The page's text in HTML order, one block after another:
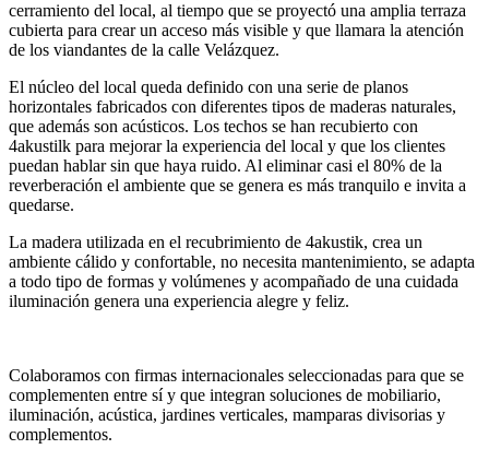
cerramiento del local, al tiempo que se proyectó una amplia terraza
cubierta para crear un acceso más visible y que llamara la atención
de los viandantes de la calle Velázquez.
El núcleo del local queda definido con una serie de planos
horizontales fabricados con diferentes tipos de maderas naturales,
que además son acústicos. Los techos se han recubierto con
4akustilk para mejorar la experiencia del local y que los clientes
puedan hablar sin que haya ruido. Al eliminar casi el 80% de la
reverberación el ambiente que se genera es más tranquilo e invita a
quedarse.
La madera utilizada en el recubrimiento de 4akustik, crea un
ambiente cálido y confortable, no necesita mantenimiento, se adapta
a todo tipo de formas y volúmenes y acompañado de una cuidada
iluminación genera una experiencia alegre y feliz.
Colaboramos con firmas internacionales seleccionadas para que se
complementen entre sí y que integran soluciones de mobiliario,
iluminación, acústica, jardines verticales, mamparas divisorias y
complementos.